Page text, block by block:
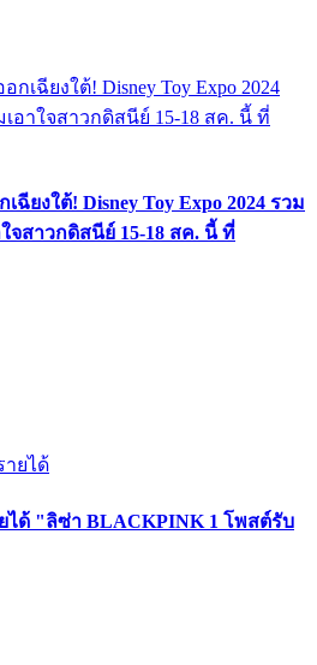
ฉียงใต้! Disney Toy Expo 2024 รวม
จสาวกดิสนีย์ 15-18 สค. นี้ ที่
ได้ "ลิซ่า BLACKPINK 1 โพสต์รับ